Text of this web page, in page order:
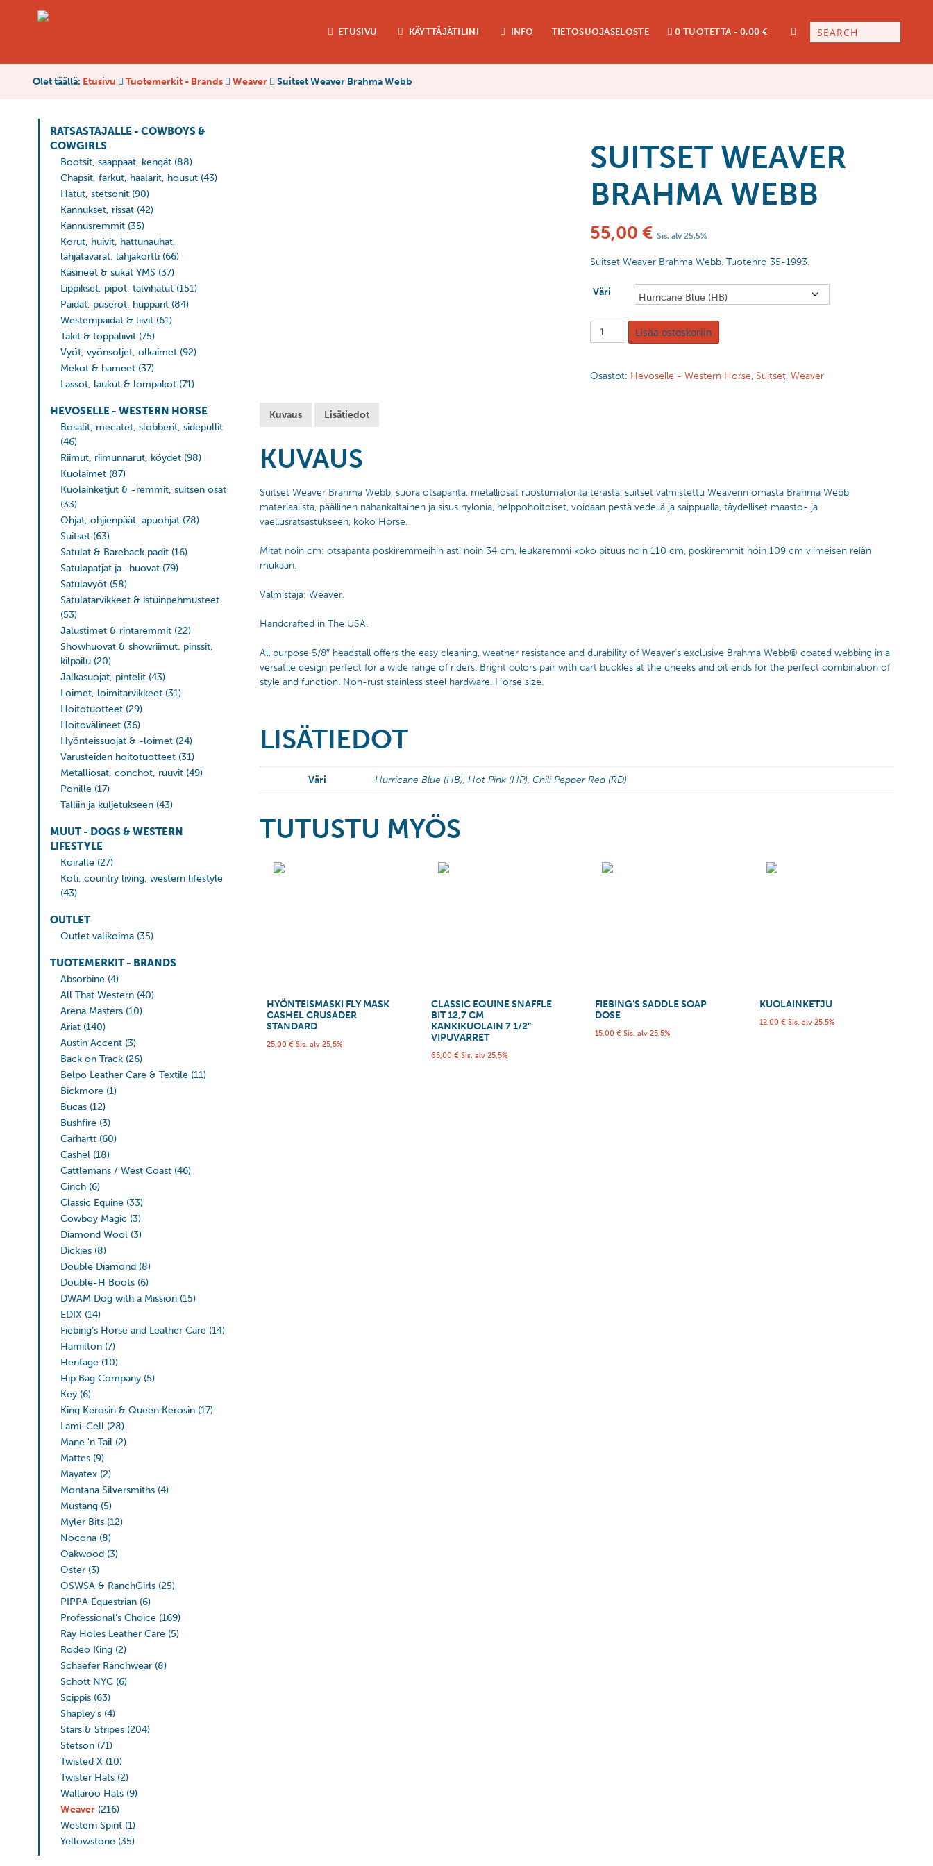
ETUSIVU KÄYTTÄJÄTILINI INFO TIETOSUOJASELOSTE 0 TUOTETTA 0,00 €
Olet täällä: Etusivu Tuotemerkit - Brands Weaver Suitset Weaver Brahma Webb
RATSASTAJALLE - COWBOYS &
COWGIRLS
Bootsit, saappaat, kengät (88)
Chapsit, farkut, haalarit, housut (43)
Hatut, stetsonit (90)
Kannukset, rissat (42)
Kannusremmit (35)
Korut, huivit, hattunauhat,
lahjatavarat, lahjakortti (66)
Käsineet & sukat YMS (37)
Lippikset, pipot, talvihatut (151)
Paidat, puserot, hupparit (84)
Westernpaidat & liivit (61)
Takit & toppaliivit (75)
Vyöt, vyönsoljet, olkaimet (92)
Mekot & hameet (37)
Lassot, laukut & lompakot (71)
HEVOSELLE - WESTERN HORSE
Bosalit, mecatet, slobberit, sidepullit
(46)
Riimut, riimunnarut, köydet (98)
Kuolaimet (87)
Kuolainketjut & -remmit, suitsen osat
(33)
Ohjat, ohjienpäät, apuohjat (78)
Suitset (63)
Satulat & Bareback padit (16)
Satulapatjat ja -huovat (79)
Satulavyöt (58)
Satulatarvikkeet & istuinpehmusteet
(53)
Jalustimet & rintaremmit (22)
Showhuovat & showriimut, pinssit,
kilpailu (20)
Jalkasuojat, pintelit (43)
Loimet, loimitarvikkeet (31)
Hoitotuotteet (29)
Hoitovälineet (36)
Hyönteissuojat & -loimet (24)
Varusteiden hoitotuotteet (31)
Metalliosat, conchot, ruuvit (49)
Ponille (17)
Talliin ja kuljetukseen (43)
MUUT - DOGS & WESTERN
LIFESTYLE
Koiralle (27)
Koti, country living, western lifestyle
(43)
OUTLET
Outlet valikoima (35)
TUOTEMERKIT - BRANDS
Absorbine (4)
All That Western (40)
Arena Masters (10)
Ariat (140)
Austin Accent (3)
Back on Track (26)
Belpo Leather Care & Textile (11)
Bickmore (1)
Bucas (12)
Bushfire (3)
Carhartt (60)
Cashel (18)
Cattlemans / West Coast (46)
Cinch (6)
Classic Equine (33)
Cowboy Magic (3)
Diamond Wool (3)
Dickies (8)
Double Diamond (8)
Double-H Boots (6)
DWAM Dog with a Mission (15)
EDIX (14)
Fiebing’s Horse and Leather Care (14)
Hamilton (7)
Heritage (10)
Hip Bag Company (5)
Key (6)
King Kerosin & Queen Kerosin (17)
Lami-Cell (28)
Mane 'n Tail (2)
Mattes (9)
Mayatex (2)
Montana Silversmiths (4)
Mustang (5)
Myler Bits (12)
Nocona (8)
Oakwood (3)
Oster (3)
OSWSA & RanchGirls (25)
PIPPA Equestrian (6)
Professional’s Choice (169)
Ray Holes Leather Care (5)
Rodeo King (2)
Schaefer Ranchwear (8)
Schott NYC (6)
Scippis (63)
Shapley's (4)
Stars & Stripes (204)
Stetson (71)
Twisted X (10)
Twister Hats (2)
Wallaroo Hats (9)
Weaver (216)
Western Spirit (1)
Yellowstone (35)
SUITSET WEAVER
BRAHMA WEBB
55,00 € Sis. alv 25,5%
Suitset Weaver Brahma Webb. Tuotenro 35-1993.
Väri
Lisää ostoskoriin
Osastot: Hevoselle - Western Horse, Suitset, Weaver
Kuvaus Lisätiedot
KUVAUS
Suitset Weaver Brahma Webb, suora otsapanta, metalliosat ruostumatonta terästä, suitset valmistettu Weaverin omasta Brahma Webb
materiaalista, päällinen nahankaltainen ja sisus nylonia, helppohoitoiset, voidaan pestä vedellä ja saippualla, täydelliset maasto- ja
vaellusratsastukseen, koko Horse.
Mitat noin cm: otsapanta poskiremmeihin asti noin 34 cm, leukaremmi koko pituus noin 110 cm, poskiremmit noin 109 cm viimeisen reiän
mukaan.
Valmistaja: Weaver.
Handcrafted in The USA.
All purpose 5/8″ headstall offers the easy cleaning, weather resistance and durability of Weaver’s exclusive Brahma Webb® coated webbing in a
versatile design perfect for a wide range of riders. Bright colors pair with cart buckles at the cheeks and bit ends for the perfect combination of
style and function. Non-rust stainless steel hardware. Horse size.
LISÄTIEDOT
Väri Hurricane Blue (HB), Hot Pink (HP), Chili Pepper Red (RD)
TUTUSTU MYÖS
HYÖNTEISMASKI FLY MASK
CASHEL CRUSADER
STANDARD
25,00€ Sis. alv 25,5%
CLASSIC EQUINE SNAFFLE
BIT 12,7 CM
KANKIKUOLAIN 7 1/2”
VIPUVARRET
65,00 € Sis. alv 25,5%
FIEBING’S SADDLE SOAP
DOSE
15,00€ Sis. alv 25,5%
KUOLAINKETJU
12,00 € Sis. alv 25,5%